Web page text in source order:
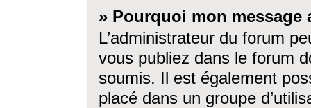
» Pourquoi mon message
L’administrateur du forum
vous publiez dans le forum
soumis. Il est également
placé dans un groupe